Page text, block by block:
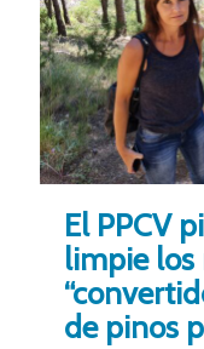
El PPCV
limpie los
de pinos